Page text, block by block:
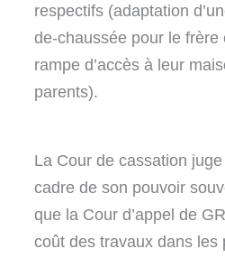
respectifs (adaptation
de-chaussée pour le frère
rampe d’accès à leur
parents).
La Cour de cassation
cadre de son pouvoir
que la Cour d’appel de
coût des travaux dans les